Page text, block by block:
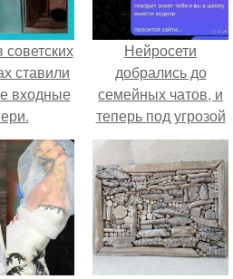
ставили
входные
Нейросети
добрались до
семейных чатов, и
теперь под угрозой
мамины нервы.